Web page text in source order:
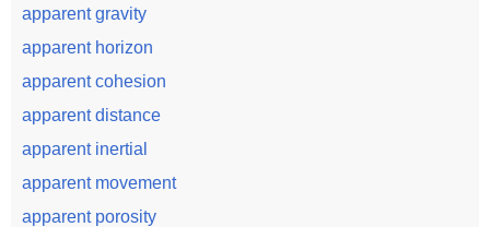
apparent gravity
apparent horizon
apparent cohesion
apparent distance
apparent inertial
apparent movement
apparent porosity